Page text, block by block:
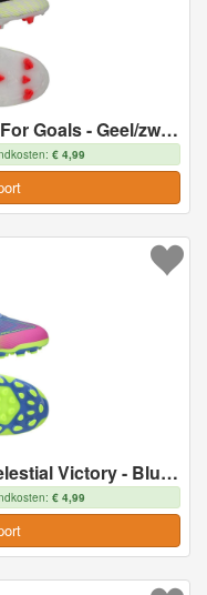
adidas F50 League Fg/ag Born For Goals - Geel/zwart/helder Rood, maat 46
€ 4,99
adidas F50 League 2g/3g Ag Celestial Victory - Blue Fusion/lucid Lemon/lucid Lemon - Kunstgras (Ag), maat 46
€ 4,99